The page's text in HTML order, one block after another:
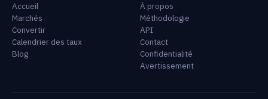
Accueil
Marchés
Convertir
Calendrier des taux
Blog
À propos
Méthodologie
API
Contact
Confidentialité
Avertissement